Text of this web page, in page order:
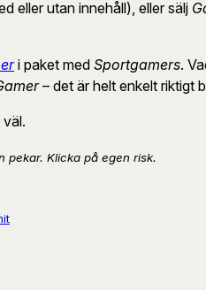
eller utan innehåll), eller sälj
i paket med Sportgamers.
– det är helt enkelt riktigt
pekar. Klicka på egen risk.